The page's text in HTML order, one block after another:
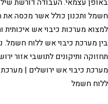
באופן עצמאי. העבודה דורשת
חשמל ותכנון כולל אשר מכסה את
למצוא מערכות כיבוי אש
בין מערכת כיבוי אש ללוח חשמל.
תחזוקה ותיקונים לתושבי אזור
מערכת כיבוי אש ירושלים |
ללוח חשמל